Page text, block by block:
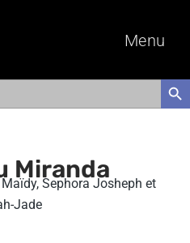
Menu
Miranda
Sephora Josheph et
Jade